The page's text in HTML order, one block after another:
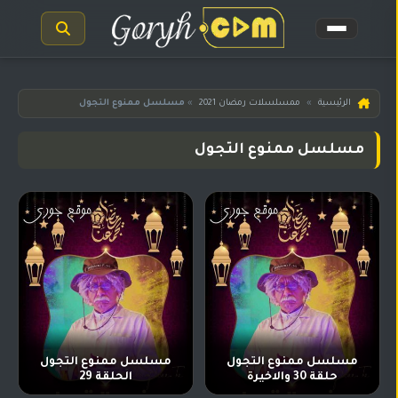
الرئيسية
مسلسلات
هندية
المترجمة
مسلسلات
هندية
مدبلجة
أفلام
هندية
مسلسلات
مسلسلات
مسلسلات
الرئيسية » ممسلسلات رمضان 2021 » مسلسل ممنوع التجول
مسلسل ممنوع التجول
مسلسل ممنوع التجول
حلقة 30 والاخيرة
مسلسل ممنوع التجول
الحلقة 29